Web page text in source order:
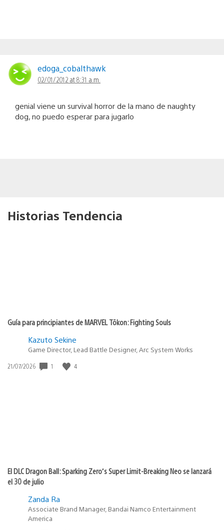
edoga_cobalthawk
02/01/2012 at 8:31 a.m.
genial viene un survival horror de la mano de naughty
dog, no puedo esperar para jugarlo
Historias Tendencia
Guía para principiantes de MARVEL Tōkon: Fighting Souls
Kazuto Sekine
Game Director, Lead Battle Designer, Arc System Works
Fecha
21/07/2026 1 4
El DLC Dragon Ball: Sparking Zero’s Super Limit-Breaking Neo se lanzará
el 30 de julio
Zanda Ra
Associate Brand Manager, Bandai Namco Entertainment
America